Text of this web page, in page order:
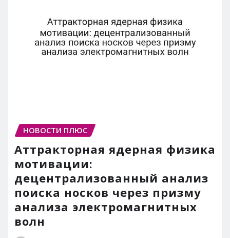
НОВОСТИ ПЛЮС
Аттракторная ядерная физика
мотивации:
децентрализованный анализ
поиска носков через призму
анализа электромагнитных
волн